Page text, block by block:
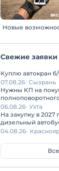
Новые
Свежие заявки
Куплю автокран
07.08.26 Сызрань
Нужны КП на
06.08.26 Ухта
На закупку в
дизельный
04.08.26